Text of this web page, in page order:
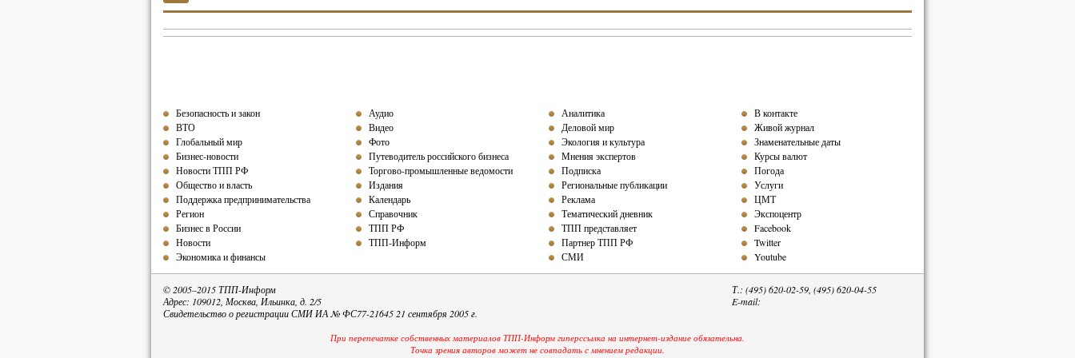
Безопасность и закон
ВТО
Глобальный мир
Бизнес-новости
Новости ТПП РФ
Общество и власть
Поддержка предпринимательства
Регион
Бизнес в России
Новости
Экономика и финансы
Аудио
Видео
Фото
Путеводитель российского бизнеса
Торгово-промышленные ведомости
Издания
Календарь
Справочник
ТПП РФ
ТПП-Информ
Аналитика
Деловой мир
Экология и культура
Мнения экспертов
Подписка
Региональные публикации
Реклама
Тематический дневник
ТПП представляет
Партнер ТПП РФ
СМИ
В контакте
Живой журнал
Знаменательные даты
Курсы валют
Погода
Услуги
ЦМТ
Экспоцентр
Facebook
Twitter
Youtube
© 2005–2015 ТПП-Информ
Адрес: 109012, Москва, Ильинка, д. 2/5
Свидетельство о регистрации СМИ ИА № ФС77-21645 21 сентября 2005 г.
Т.: (495) 620-02-59, (495) 620-04-55
E-mail:
При перепечатке собственных материалов ТПП-Информ гиперссылка на интернет-издание обязательна.
Точка зрения авторов может не совпадать с мнением редакции.